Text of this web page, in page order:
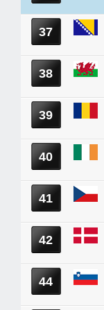
37
38
39
40
41
42
44